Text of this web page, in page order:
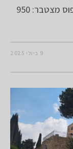
מושב אביאל). אורך המסלול 43.1 ק"מ. טיפוס מצטבר: 950
9 ביולי 2025